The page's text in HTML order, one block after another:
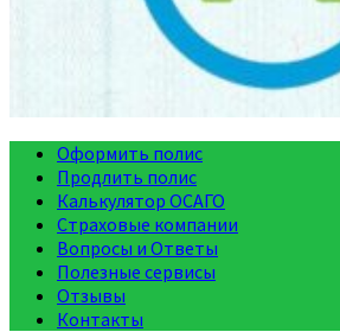
Оформить полис
Продлить полис
Калькулятор ОСАГО
Страховые компании
Вопросы и Ответы
Полезные сервисы
Отзывы
Контакты